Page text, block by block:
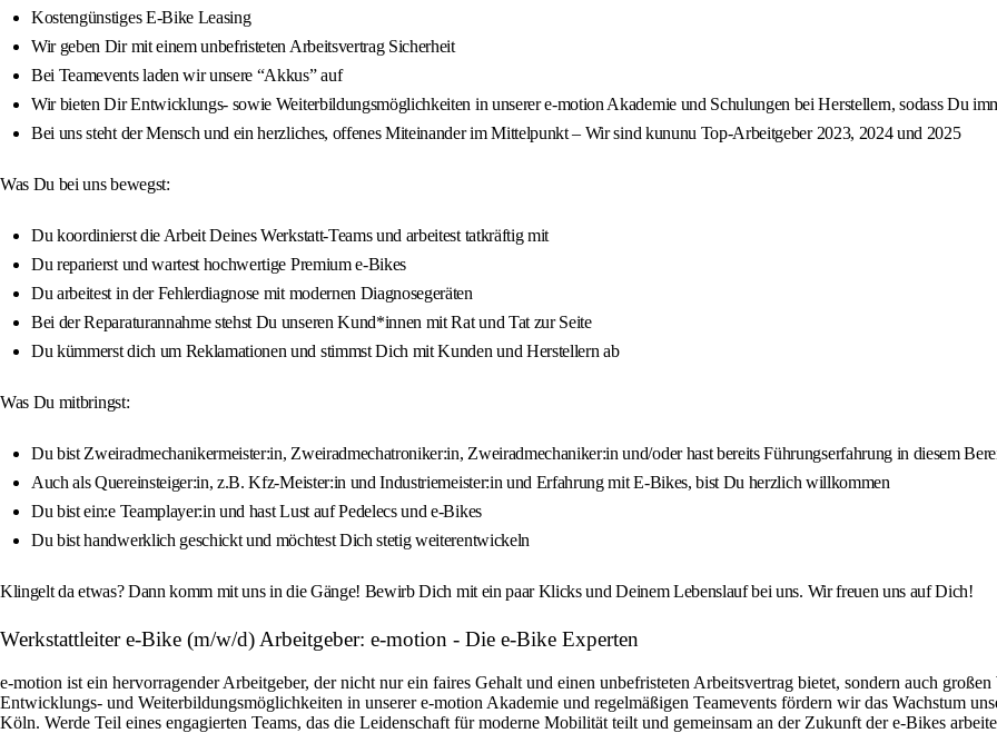
Kostengünstiges E-Bike Leasing
Wir geben Dir mit einem unbefristeten Arbeitsvertrag Sicherheit
Bei Teamevents laden wir unsere “Akkus” auf
Wir bieten Dir Entwicklungs- sowie Weiterbildungsmöglichkeiten in unserer e-motion Akademie und Schulungen bei Herstellern, sodass Du
Bei uns steht der Mensch und ein herzliches, offenes Miteinander im Mittelpunkt – Wir sind kununu Top-Arbeitgeber 2023, 2024 und 2025
Was Du bei uns bewegst:
Du koordinierst die Arbeit Deines Werkstatt-Teams und arbeitest tatkräftig mit
Du reparierst und wartest hochwertige Premium e-Bikes
Du arbeitest in der Fehlerdiagnose mit modernen Diagnosegeräten
Bei der Reparaturannahme stehst Du unseren Kund*innen mit Rat und Tat zur Seite
Du kümmerst dich um Reklamationen und stimmst Dich mit Kunden und Herstellern ab
Was Du mitbringst:
Du bist Zweiradmechanikermeister:in, Zweiradmechatroniker:in, Zweiradmechaniker:in und/oder hast bereits Führungserfahrung in diesem
Auch als Quereinsteiger:in, z.B. Kfz-Meister:in und Industriemeister:in und Erfahrung mit E-Bikes, bist Du herzlich willkommen
Du bist ein:e Teamplayer:in und hast Lust auf Pedelecs und e-Bikes
Du bist handwerklich geschickt und möchtest Dich stetig weiterentwickeln
Klingelt da etwas? Dann komm mit uns in die Gänge! Bewirb Dich mit ein paar Klicks und Deinem Lebenslauf bei uns. Wir freuen uns auf Dich!
Werkstattleiter e-Bike (m/w/d) Arbeitgeber: e-motion - Die e-Bike Experten
e-motion ist ein hervorragender Arbeitgeber, der nicht nur ein faires Gehalt und einen unbefristeten Arbeitsvertrag bietet, sondern auch
Entwicklungs- und Weiterbildungsmöglichkeiten in unserer e-motion Akademie und regelmäßigen Teamevents fördern wir das Wachstum
Köln. Werde Teil eines engagierten Teams, das die Leidenschaft für moderne Mobilität teilt und gemeinsam an der Zukunft der e-Bikes